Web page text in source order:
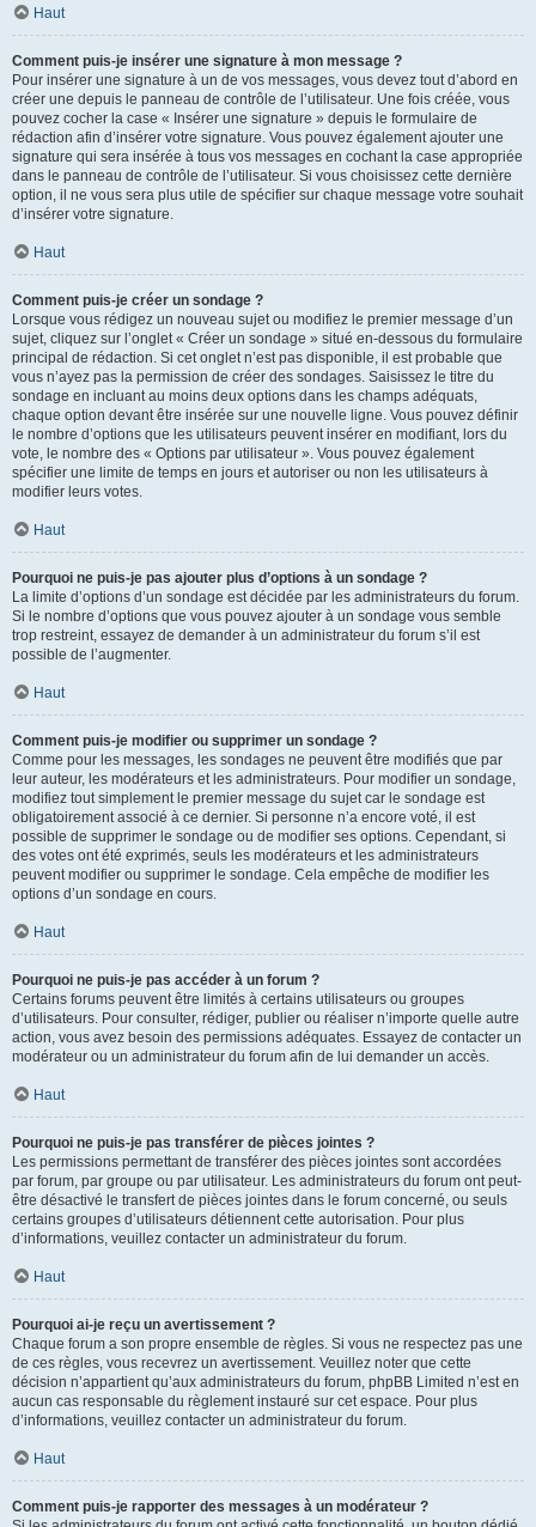
Haut
Comment puis-je insérer une signature à mon message ?
Pour insérer une signature à un de vos messages, vous devez tout d’abord en
créer une depuis le panneau de contrôle de l’utilisateur. Une fois créée, vous
pouvez cocher la case « Insérer une signature » depuis le formulaire de
rédaction afin d’insérer votre signature. Vous pouvez également ajouter une
signature qui sera insérée à tous vos messages en cochant la case appropriée
dans le panneau de contrôle de l’utilisateur. Si vous choisissez cette dernière
option, il ne vous sera plus utile de spécifier sur chaque message votre souhait
d’insérer votre signature.
Haut
Comment puis-je créer un sondage ?
Lorsque vous rédigez un nouveau sujet ou modifiez le premier message d’un
sujet, cliquez sur l’onglet « Créer un sondage » situé en-dessous du formulaire
principal de rédaction. Si cet onglet n’est pas disponible, il est probable que
vous n’ayez pas la permission de créer des sondages. Saisissez le titre du
sondage en incluant au moins deux options dans les champs adéquats,
chaque option devant être insérée sur une nouvelle ligne. Vous pouvez définir
le nombre d’options que les utilisateurs peuvent insérer en modifiant, lors du
vote, le nombre des « Options par utilisateur ». Vous pouvez également
spécifier une limite de temps en jours et autoriser ou non les utilisateurs à
modifier leurs votes.
Haut
Pourquoi ne puis-je pas ajouter plus d’options à un sondage ?
La limite d’options d’un sondage est décidée par les administrateurs du forum.
Si le nombre d’options que vous pouvez ajouter à un sondage vous semble
trop restreint, essayez de demander à un administrateur du forum s’il est
possible de l’augmenter.
Haut
Comment puis-je modifier ou supprimer un sondage ?
Comme pour les messages, les sondages ne peuvent être modifiés que par
leur auteur, les modérateurs et les administrateurs. Pour modifier un sondage,
modifiez tout simplement le premier message du sujet car le sondage est
obligatoirement associé à ce dernier. Si personne n’a encore voté, il est
possible de supprimer le sondage ou de modifier ses options. Cependant, si
des votes ont été exprimés, seuls les modérateurs et les administrateurs
peuvent modifier ou supprimer le sondage. Cela empêche de modifier les
options d’un sondage en cours.
Haut
Pourquoi ne puis-je pas accéder à un forum ?
Certains forums peuvent être limités à certains utilisateurs ou groupes
d’utilisateurs. Pour consulter, rédiger, publier ou réaliser n’importe quelle autre
action, vous avez besoin des permissions adéquates. Essayez de contacter un
modérateur ou un administrateur du forum afin de lui demander un accès.
Haut
Pourquoi ne puis-je pas transférer de pièces jointes ?
Les permissions permettant de transférer des pièces jointes sont accordées
par forum, par groupe ou par utilisateur. Les administrateurs du forum ont peut-
être désactivé le transfert de pièces jointes dans le forum concerné, ou seuls
certains groupes d’utilisateurs détiennent cette autorisation. Pour plus
d’informations, veuillez contacter un administrateur du forum.
Haut
Pourquoi ai-je reçu un avertissement ?
Chaque forum a son propre ensemble de règles. Si vous ne respectez pas une
de ces règles, vous recevrez un avertissement. Veuillez noter que cette
décision n’appartient qu’aux administrateurs du forum, phpBB Limited n’est en
aucun cas responsable du règlement instauré sur cet espace. Pour plus
d’informations, veuillez contacter un administrateur du forum.
Haut
Comment puis-je rapporter des messages à un modérateur ?